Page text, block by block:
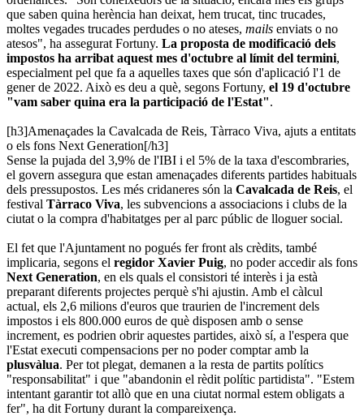
que saben quina herència han deixat, hem trucat, tinc trucades,
moltes vegades trucades perdudes o no ateses, mails enviats o no
atesos", ha assegurat Fortuny. La proposta de modificació dels
impostos ha arribat aquest mes d'octubre al límit del termini,
especialment pel que fa a aquelles taxes que són d'aplicació l'1 de
gener de 2022. Això es deu a què, segons Fortuny, el 19 d'octubre
"vam saber quina era la participació de l'Estat".
[h3]Amenaçades la Cavalcada de Reis, Tàrraco Viva, ajuts a entitats
o els fons Next Generation[/h3]
Sense la pujada del 3,9% de l'IBI i el 5% de la taxa d'escombraries,
el govern assegura que estan amenaçades diferents partides habituals
dels pressupostos. Les més cridaneres són la Cavalcada de Reis, el
festival Tàrraco Viva, les subvencions a associacions i clubs de la
ciutat o la compra d'habitatges per al parc públic de lloguer social.
El fet que l'Ajuntament no pogués fer front als crèdits, també
implicaria, segons el regidor Xavier Puig, no poder accedir als fons
Next Generation, en els quals el consistori té interès i ja està
preparant diferents projectes perquè s'hi ajustin. Amb el càlcul
actual, els 2,6 milions d'euros que traurien de l'increment dels
impostos i els 800.000 euros de què disposen amb o sense
increment, es podrien obrir aquestes partides, això sí, a l'espera que
l'Estat executi compensacions per no poder comptar amb la
plusvàlua. Per tot plegat, demanen a la resta de partits polítics
"responsabilitat" i que "abandonin el rèdit polític partidista". "Estem
intentant garantir tot allò que en una ciutat normal estem obligats a
fer", ha dit Fortuny durant la compareixença.